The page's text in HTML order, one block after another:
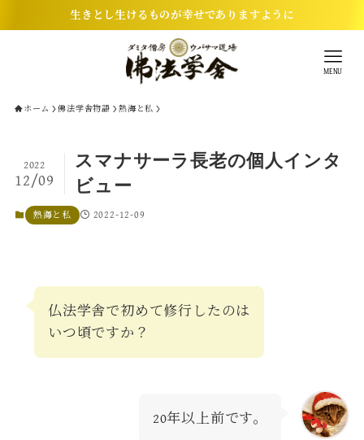
生きとし生けるものが幸せでありますように
MENU
ホーム 佛法学舎物語 熱海と私
スマナサーラ長老の個人インタ
ビュー
2022
12/09
熱海と私 2022-12-09
仏法学舎で初めて修行したのは
いつ頃ですか？
20年以上前です。